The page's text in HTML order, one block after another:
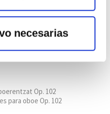
necesarias
Op. 102
para oboe Op. 102